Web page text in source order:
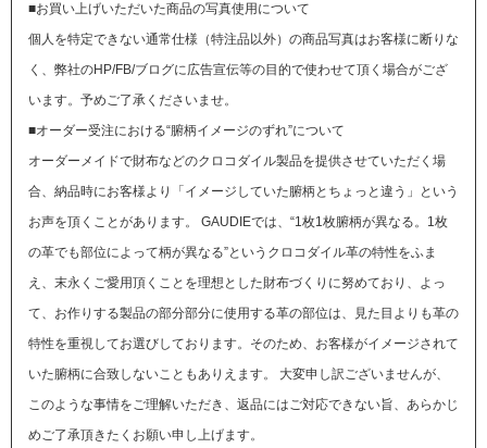
■お買い上げいただいた商品の写真使用について
個人を特定できない通常仕様（特注品以外）の商品写真はお客様に断りな
く、弊社のHP/FB/ブログに広告宣伝等の目的で使わせて頂く場合がござ
います。予めご了承くださいませ。
■オーダー受注における“腑柄イメージのずれ”について
オーダーメイドで財布などのクロコダイル製品を提供させていただく場
合、納品時にお客様より「イメージしていた腑柄とちょっと違う」という
お声を頂くことがあります。
GAUDIEでは、“1枚1枚腑柄が異なる。1枚
の革でも部位によって柄が異なる”というクロコダイル革の特性をふま
え、末永くご愛用頂くことを理想とした財布づくりに努めており、よっ
て、お作りする製品の部分部分に使用する革の部位は、見た目よりも革の
特性を重視してお選びしております。そのため、お客様がイメージされて
いた腑柄に合致しないこともありえます。
大変申し訳ございませんが、
このような事情をご理解いただき、返品にはご対応できない旨、あらかじ
めご了承頂きたくお願い申し上げます。